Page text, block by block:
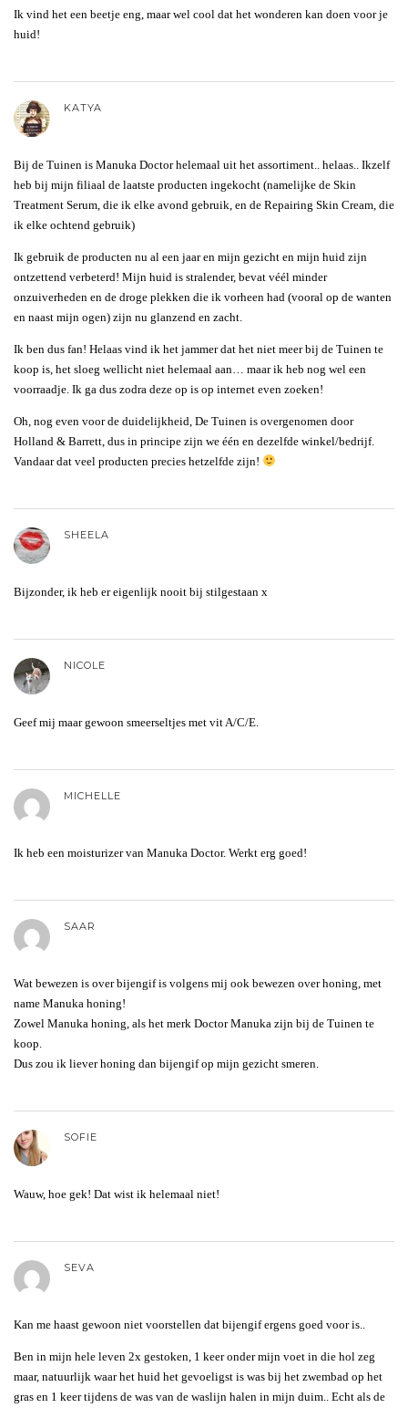
Ik vind het een beetje eng, maar wel cool dat het wonderen kan doen voor je
huid!
KATYA
Bij de Tuinen is Manuka Doctor helemaal uit het assortiment.. helaas.. Ikzelf
heb bij mijn filiaal de laatste producten ingekocht (namelijke de Skin
Treatment Serum, die ik elke avond gebruik, en de Repairing Skin Cream, die
ik elke ochtend gebruik)
Ik gebruik de producten nu al een jaar en mijn gezicht en mijn huid zijn
ontzettend verbeterd! Mijn huid is stralender, bevat véél minder
onzuiverheden en de droge plekken die ik vorheen had (vooral op de wanten
en naast mijn ogen) zijn nu glanzend en zacht.
Ik ben dus fan! Helaas vind ik het jammer dat het niet meer bij de Tuinen te
koop is, het sloeg wellicht niet helemaal aan… maar ik heb nog wel een
voorraadje. Ik ga dus zodra deze op is op internet even zoeken!
Oh, nog even voor de duidelijkheid, De Tuinen is overgenomen door
Holland & Barrett, dus in principe zijn we één en dezelfde winkel/bedrijf.
Vandaar dat veel producten precies hetzelfde zijn!
SHEELA
Bijzonder, ik heb er eigenlijk nooit bij stilgestaan x
NICOLE
Geef mij maar gewoon smeerseltjes met vit A/C/E.
MICHELLE
Ik heb een moisturizer van Manuka Doctor. Werkt erg goed!
SAAR
Wat bewezen is over bijengif is volgens mij ook bewezen over honing, met
name Manuka honing!
Zowel Manuka honing, als het merk Doctor Manuka zijn bij de Tuinen te
koop.
Dus zou ik liever honing dan bijengif op mijn gezicht smeren.
SOFIE
Wauw, hoe gek! Dat wist ik helemaal niet!
SEVA
Kan me haast gewoon niet voorstellen dat bijengif ergens goed voor is..
Ben in mijn hele leven 2x gestoken, 1 keer onder mijn voet in die hol zeg
maar, natuurlijk waar het huid het gevoeligst is was bij het zwembad op het
gras en 1 keer tijdens de was van de waslijn halen in mijn duim.. Echt als de